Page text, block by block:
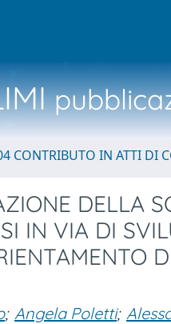
CONTRIBUTO IN ATTI DI
DELLA
IN VIA DI
; Angela Poletti;